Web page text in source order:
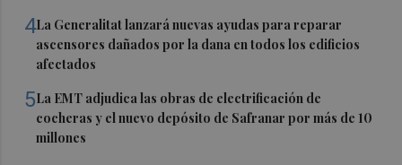
4La Generalitat lanzará nuevas ayudas para reparar
ascensores dañados por la dana en todos los edificios
afectados
5La EMT adjudica las obras de electrificación de
cocheras y el nuevo depósito de Safranar por más de 10
millones